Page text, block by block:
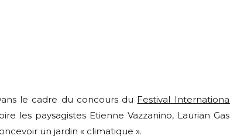
le cadre du concours du Festival
les paysagistes Etienne Vazzanino, Laurian
un jardin « climatique ».